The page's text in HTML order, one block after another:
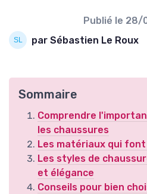
Publié le 28/
par Sébastien Le Roux
Sommaire
Comprendre
les chaussures
Les matériaux qui
Les styles de
et élégance
Conseils pour bien